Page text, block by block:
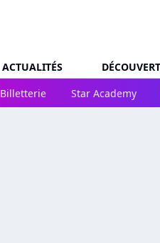
ACTUALITÉS
Billetterie
Star Academy